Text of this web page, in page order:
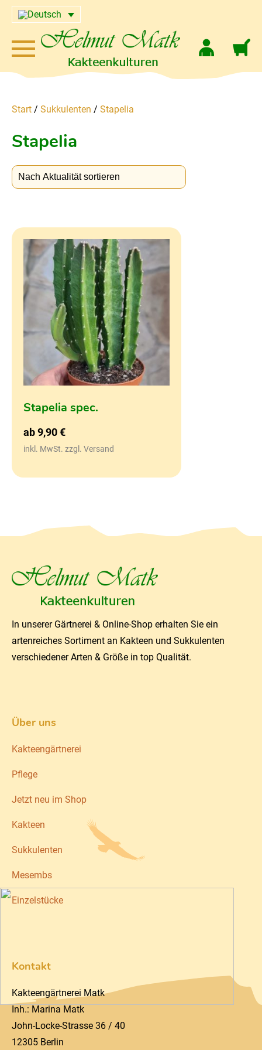
Start / Sukkulenten / Stapelia
Stapelia
Stapelia spec.
ab9,90€
inkl. MwSt. zzgl. Versand
In unserer Gärtnerei & Online-Shop erhalten Sie ein
artenreiches Sortiment an Kakteen und Sukkulenten
verschiedener Arten & Größe in top Qualität.
Über uns
Kakteengärtnerei
Pflege
Jetzt neu im Shop
Kakteen
Sukkulenten
Mesembs
Einzelstücke
Kontakt
Kakteengärtnerei Matk
Inh.: Marina Matk
John-Locke-Strasse 36 / 40
12305 Berlin